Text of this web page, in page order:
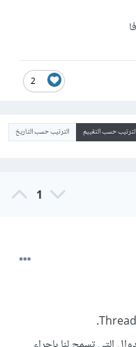
2
الترتيب حسب التقييم الترتيب حسب التاريخ
1